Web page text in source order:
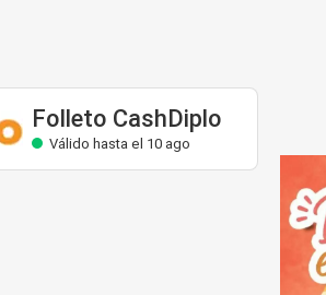
Folleto CashDiplo
Válido hasta el 10 ago